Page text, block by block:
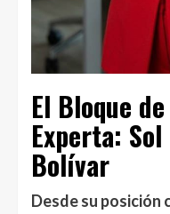
El Bloque
Experta:
Bolívar
Desde su posición